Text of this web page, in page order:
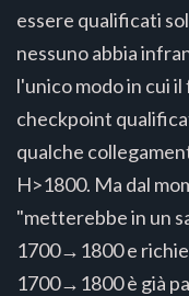
essere qualificati
nessuno abbia
l'unico modo in cui
checkpoint
qualche
H>1800. Ma dal
"metterebbe in un
1700→1800 e
1700→1800 è già